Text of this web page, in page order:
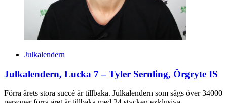
Julkalendern
Julkalendern, Lucka 7 – Tyler Sernling, Örgryte IS
Förra årets stora succé är tillbaka. Julkalendern som sågs över 34000